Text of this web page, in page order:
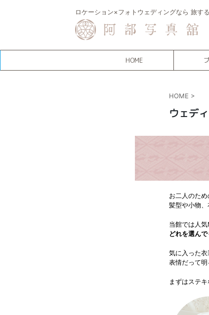
ロケーション×フォトウェディングなら 旅す
HOME
HOME >
ウェデ
お二人のため
髪型や小物、
当館では人
どれを選ん
気に入った衣
表情だって明
まずはステ